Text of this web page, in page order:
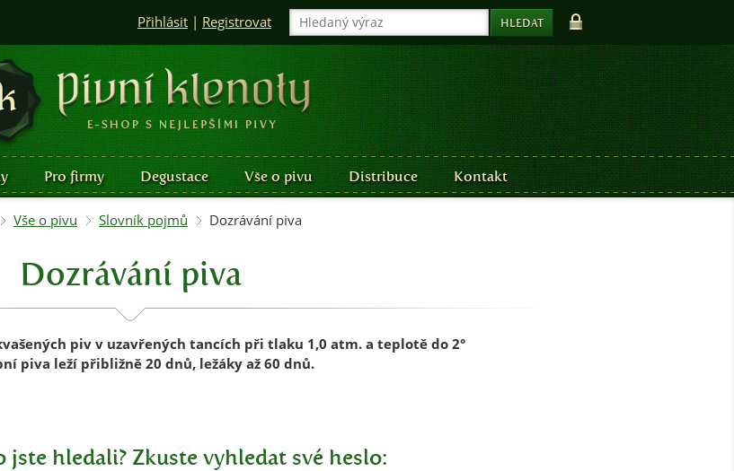
Pro firmy Degustace Vše o pivu Distribuce Kontakt
Přihlásit | Registrovat
Vše o pivu Slovník pojmů Dozrávání piva
Dozrávání piva
piv v uzavřených tancích při tlaku 1,0 atm. a teplotě do 2°
piva leží přibližně 20 dnů, ležáky až 60 dnů.
jste hledali? Zkuste vyhledat své heslo: